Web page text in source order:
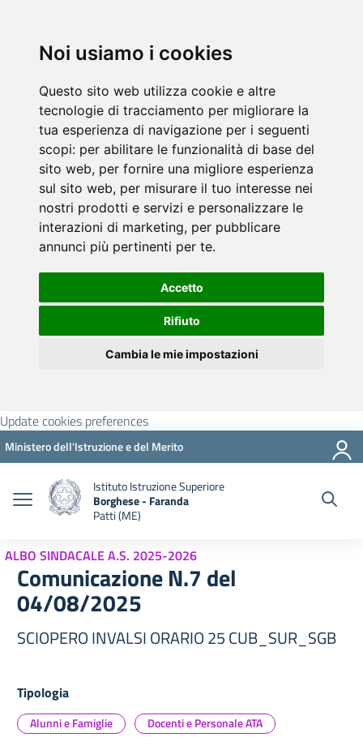
Noi usiamo i cookies
Questo sito web utilizza cookie e altre
tecnologie di tracciamento per migliorare la
tua esperienza di navigazione per i seguenti
scopi: per abilitare le funzionalità di base del
sito web, per fornire una migliore esperienza
sul sito web, per misurare il tuo interesse nei
nostri prodotti e servizi e personalizzare le
interazioni di marketing, per pubblicare
annunci più pertinenti per te.
Accetto
Rifiuto
Cambia le mie impostazioni
Update cookies preferences
Ministero dell'Istruzione e del Merito
Istituto Istruzione Superiore
Borghese - Faranda
Patti (ME)
ALBO SINDACALE A.S. 2025-2026
Comunicazione N.7 del
04/08/2025
SCIOPERO INVALSI ORARIO 25 CUB_SUR_SGB
Tipologia
Alunni e Famiglie Docenti e Personale ATA